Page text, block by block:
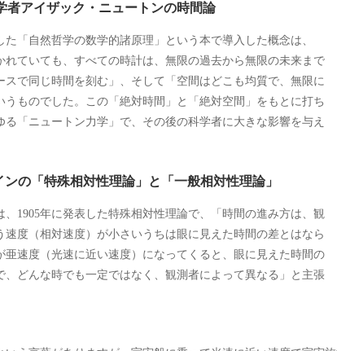
アイザック・ニュートンの時間論
た「自然哲学の数学的諸原理」という本で導入した概念は、
れていても、すべての時計は、無限の過去から無限の未来まで
スで同じ時間を刻む」、そして「空間はどこも均質で、無限に
うものでした。この「絶対時間」と「絶対空間」をもとに打ち
る「ニュートン力学」で、その後の科学者に大きな影響を与え
の「特殊相対性理論」と「一般相対性理論」
、1905年に発表した特殊相対性理論で、「時間の進み方は、観
速度（相対速度）が小さいうちは眼に見えた時間の差とはなら
亜速度（光速に近い速度）になってくると、眼に見えた時間の
、どんな時でも一定ではなく、観測者によって異なる」と主張